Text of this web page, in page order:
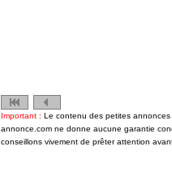
Important : Le contenu des petites annonces
annonce.com ne donne aucune garantie
conseillons vivement de prêter attention